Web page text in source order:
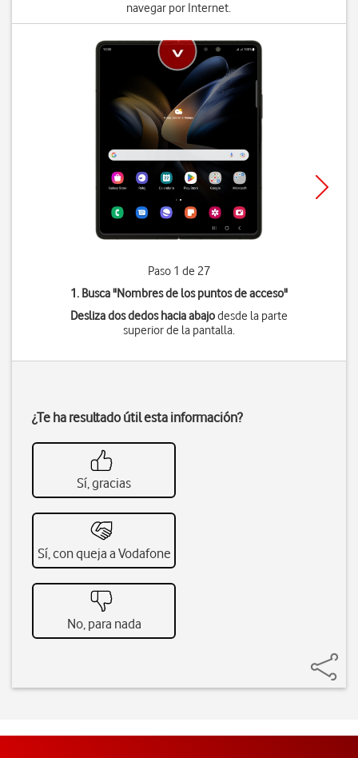
navegar por Internet.
Paso 1 de 27
1. Busca "Nombres de los puntos de acceso"
Desliza dos dedos hacia abajodesde la parte
superior de la pantalla.
¿Te ha resultado útil esta información?
Sí, gracias
Sí, con queja a Vodafone
No, para nada